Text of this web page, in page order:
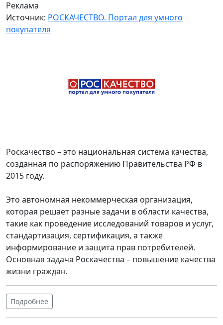
Реклама
Источник: РОСКАЧЕСТВО. Портал для умного
покупателя
Роскачество – это национальная система качества,
созданная по распоряжению Правительства РФ в
2015 году.
Это автономная некоммерческая организация,
которая решает разные задачи в области качества,
такие как проведение исследований товаров и услуг,
стандартизация, сертификация, а также
информирование и защита прав потребителей.
Основная задача Роскачества – повышение качества
жизни граждан.
Подробнее